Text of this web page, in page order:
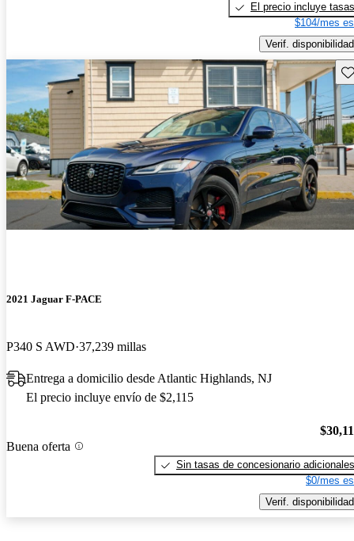
El precio incluye tasas
$104/mes
Verif. disponibilidad
2021 Jaguar F-PACE
P340 S AWD 37,239 millas
Entrega a domicilio desde Atlantic Highlands, NJ
El precio incluye envío de $2,115
Buena oferta
Sin tasas de concesionario adicionales
$0/mes
Verif. disponibilidad